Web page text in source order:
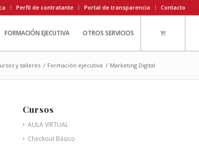
Perfil de contratante Portal de transparencia Contacto
FORMACIÓN EJECUTIVA OTROS SERVICIOS
y talleres / Formación ejecutiva / Marketing Digital
Cursos
AULA VIRTUAL
Checkout Básico